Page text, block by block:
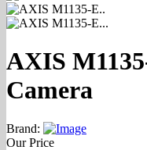
AXIS
Camera
Brand:
Our Price